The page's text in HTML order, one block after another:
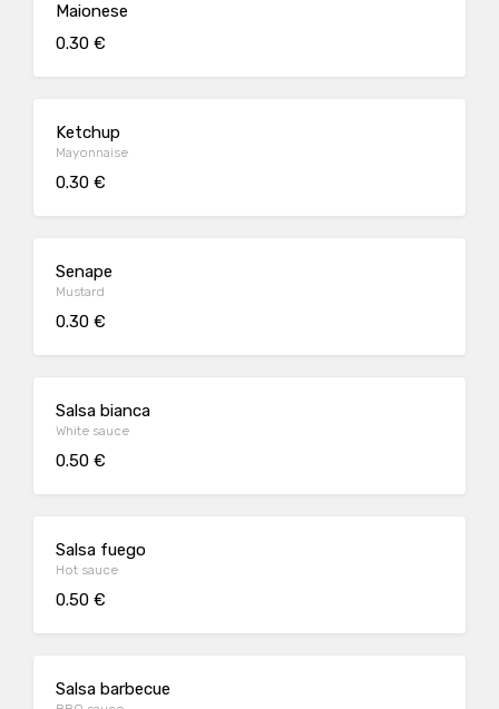
Maionese
0.30 €
Ketchup
Mayonnaise
0.30 €
Senape
Mustard
0.30 €
Salsa bianca
White sauce
0.50 €
Salsa fuego
Hot sauce
0.50 €
Salsa barbecue